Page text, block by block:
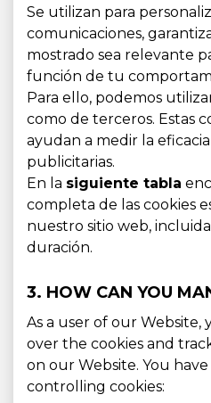
Se utilizan para
comunicaciones,
mostrado sea relevante
función de tu
Para ello, podemos
como de terceros. Estas
ayudan a medir la
publicitarias.
En la siguiente tabla
completa de las cookies
nuestro sitio web,
duración.
3. HOW CAN YOU
As a user of our Website,
over the cookies and
on our Website. You
controlling cookies: